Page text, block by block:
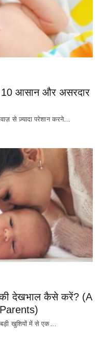
आसान और असरदार
से ज़्यादा परेशान करने…
की देखभाल कैसे करें? (A
खुशियों में से एक…